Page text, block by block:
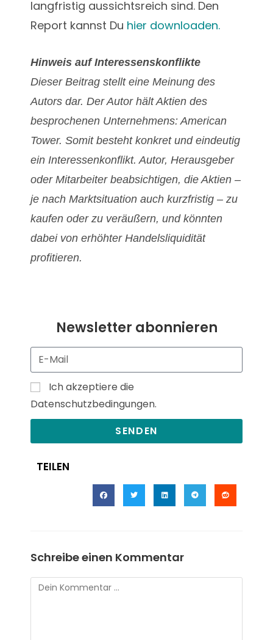
langfristig aussichtsreich sind. Den
Report kannst Du hier downloaden.
Hinweis auf Interessenskonflikte
Dieser Beitrag stellt eine Meinung des
Autors dar. Der Autor hält Aktien des
besprochenen Unternehmens: American
Tower. Somit besteht konkret und eindeutig
ein Interessenkonflikt. Autor, Herausgeber
oder Mitarbeiter beabsichtigen, die Aktien –
je nach Marktsituation auch kurzfristig – zu
kaufen oder zu veräußern, und könnten
dabei von erhöhter Handelsliquidität
profitieren.
Newsletter abonnieren
Ich akzeptiere die
Datenschutzbedingungen.
SENDEN
TEILEN
Schreibe einen Kommentar